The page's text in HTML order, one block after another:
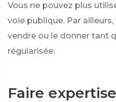
Vous ne pouvez plus
voie publique. Par
vendre ou le donner tant
régularisée.
Faire